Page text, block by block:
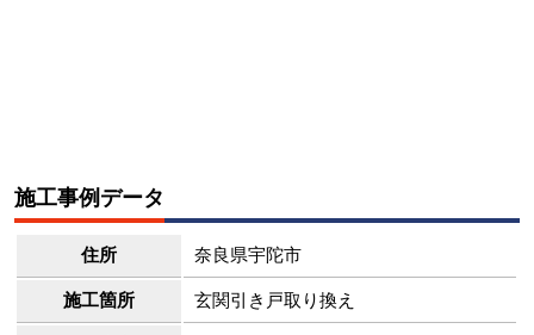
施工事例データ
住所 奈良県宇陀市
施工箇所 玄関引き戸取り換え